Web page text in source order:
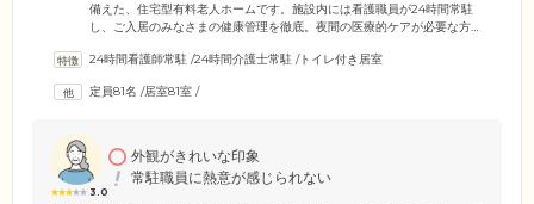
備えた、住宅型有料老人ホームです。施設内には看護職員が24時間常駐
し、ご入居のみなさまの健康管理を徹底。夜間の医療的ケアが必要な方
もちろん、水分摂取の促しから服薬管理まで、責任をもってご対応。お
お一人おひとりの生活スタイルに合わせて適切なケアをご提案させてい
24時間看護師常駐 /24時間介護士常駐 /トイレ付き居室
定員81名 /居室81室 /
3.0
外観がきれいな印象
常駐職員に熱意が感じられない